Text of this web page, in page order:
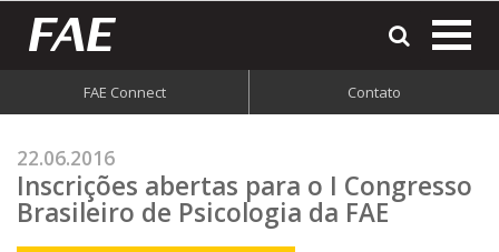
FAE Connect Contato
22.06.2016
Inscrições abertas para o I Congresso
Brasileiro de Psicologia da FAE